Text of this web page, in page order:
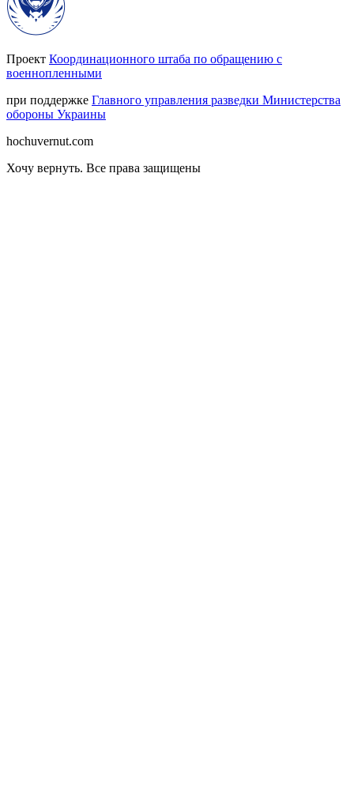
Проект Координационного штаба по обращению с
военнопленными
при поддержке Главного управления разведки Министерства
обороны Украины
hochuvernut.com
Хочу вернуть. Все права защищены